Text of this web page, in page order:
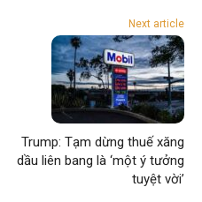
Next article
Trump: Tạm dừng thuế xăng
dầu liên bang là ‘một ý tưởng
tuyệt vời’